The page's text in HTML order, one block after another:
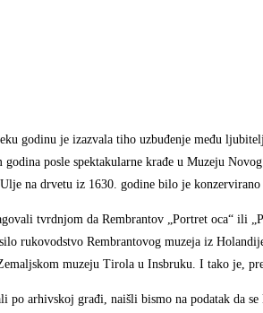
godinu je izazvala tiho uzbuđenje među
posle spektakularne krađe u Muzeju
na drvetu iz 1630. godine bilo je
tvrdnjom da Rembrantov „Portret oca“ ili
rukovodstvo Rembrantovog muzeja iz
muzeju Tirola u Insbruku. I tako je,
arhivskoj građi, naišli bismo na podatak da